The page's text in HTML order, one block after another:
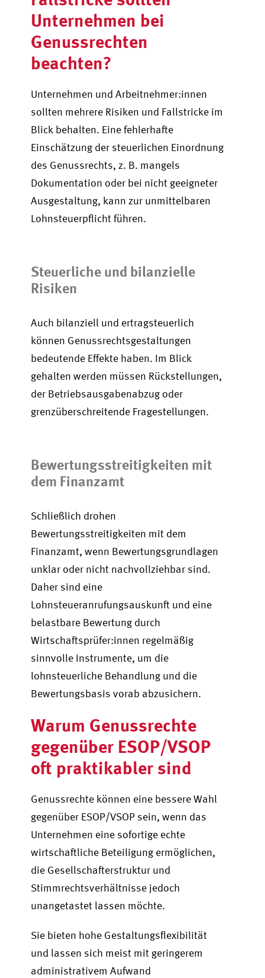
Unternehmen bei
Genussrechten
beachten?
Unternehmen und Arbeitnehmer:innen
sollten mehrere Risiken und Fallstricke im
Blick behalten. Eine fehlerhafte
Einschätzung der steuerlichen Einordnung
des Genussrechts, z. B. mangels
Dokumentation oder bei nicht geeigneter
Ausgestaltung, kann zur unmittelbaren
Lohnsteuerpflicht führen.
Steuerliche und bilanzielle
Risiken
Auch bilanziell und ertragsteuerlich
können Genussrechtsgestaltungen
bedeutende Effekte haben. Im Blick
gehalten werden müssen Rückstellungen,
der Betriebsausgabenabzug oder
grenzüberschreitende Fragestellungen.
Bewertungsstreitigkeiten mit
dem Finanzamt
Schließlich drohen
Bewertungsstreitigkeiten mit dem
Finanzamt, wenn Bewertungsgrundlagen
unklar oder nicht nachvollziehbar sind.
Daher sind eine
Lohnsteueranrufungsauskunft und eine
belastbare Bewertung durch
Wirtschaftsprüfer:innen regelmäßig
sinnvolle Instrumente, um die
lohnsteuerliche Behandlung und die
Bewertungsbasis vorab abzusichern.
Warum Genussrechte
gegenüber ESOP/VSOP
oft praktikabler sind
Genussrechte können eine bessere Wahl
gegenüber ESOP/VSOP sein, wenn das
Unternehmen eine sofortige echte
wirtschaftliche Beteiligung ermöglichen,
die Gesellschafterstruktur und
Stimmrechtsverhältnisse jedoch
unangetastet lassen möchte.
Sie bieten hohe Gestaltungsflexibilität
und lassen sich meist mit geringerem
administrativem Aufwand